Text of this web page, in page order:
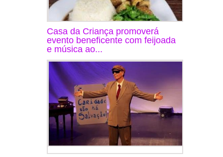
Casa da Criança promoverá
evento beneficente com feijoada
e música ao...